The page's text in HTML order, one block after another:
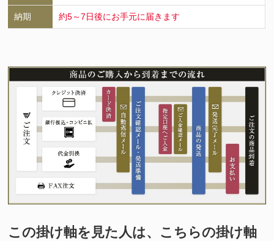
納期 約5～7日後にお手元に届きます
この掛け軸を見た人は、こちらの掛け軸